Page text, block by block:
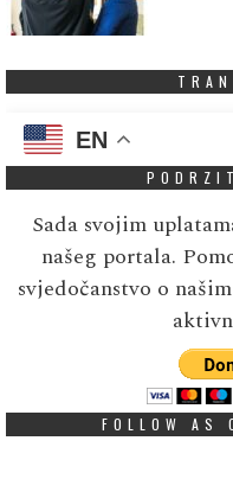
EN
Sada svojim
našeg portala.
svjedočanstvo o
FOLLOW AS